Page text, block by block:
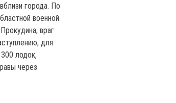
города. По
военной
враг
для
лодок,
через